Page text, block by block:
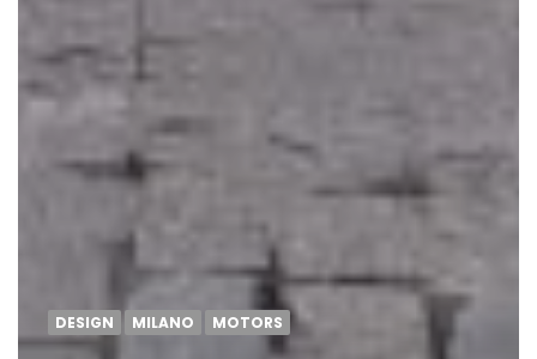
DESIGN MILANO MOTORS